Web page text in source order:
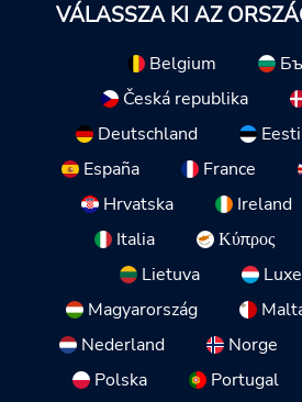
VÁLASSZA KI AZ
Belgium
Česká republika
Deutschland
Eesti
España
France
Hrvatska
Ireland
Italia
Κύπρος
Lietuva
Magyarország
Nederland
Norge
Polska
Portugal